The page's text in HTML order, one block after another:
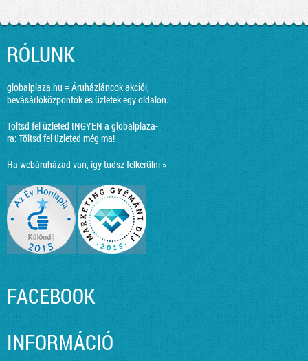
RÓLUNK
globalplaza.hu = Áruházláncok akciói,
bevásárlóközpontok és üzletek egy oldalon.
Töltsd fel üzleted INGYEN a globalplaza-
ra:Töltsd fel üzleted még ma!
Ha webáruházad van, így tudsz felkerülni »
FACEBOOK
INFORMÁCIÓ